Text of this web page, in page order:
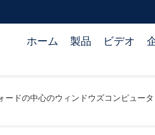
ホーム 製品 ビデオ
ードの中心のウィンドウズコンピュー